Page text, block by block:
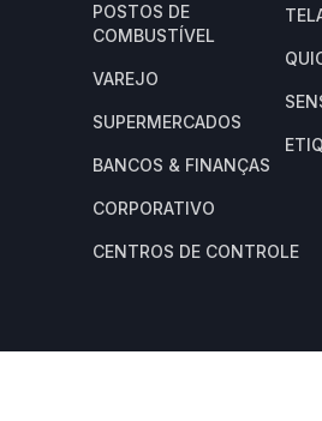
POSTOS DE
COMBUSTÍVEL
VAREJO
SUPERMERCADOS
BANCOS & FINANÇAS
CORPORATIVO
CENTROS DE CONTROLE